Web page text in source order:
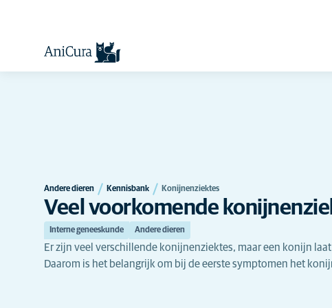
Andere dieren Kennisbank Konijnenziektes
Veel voorkomende
Interne geneeskunde Andere dieren
Er zijn veel verschillende konijnenziektes, maar een konijn
Daarom is het belangrijk om bij de eerste symptomen het